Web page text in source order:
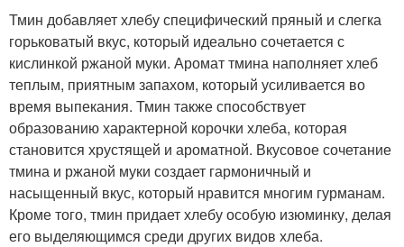
Тмин добавляет хлебу специфический пряный и слегка
горьковатый вкус, который идеально сочетается с
кислинкой ржаной муки. Аромат тмина наполняет хлеб
теплым, приятным запахом, который усиливается во
время выпекания. Тмин также способствует
образованию характерной корочки хлеба, которая
становится хрустящей и ароматной. Вкусовое сочетание
тмина и ржаной муки создает гармоничный и
насыщенный вкус, который нравится многим гурманам.
Кроме того, тмин придает хлебу особую изюминку, делая
его выделяющимся среди других видов хлеба.